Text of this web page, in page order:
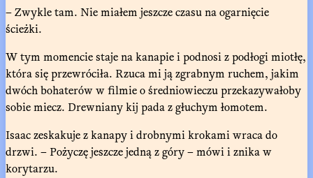
– Zwykle tam. Nie miałem jeszcze czasu na ogarnięcie
ścieżki.
W tym momencie staje na kanapie i podnosi z podłogi miotłę,
która się przewróciła. Rzuca mi ją zgrabnym ruchem, jakim
dwóch bohaterów w filmie o średniowieczu przekazywałoby
sobie miecz. Drewniany kij pada z głuchym łomotem.
Isaac zeskakuje z kanapy i drobnymi krokami wraca do
drzwi. – Pożyczę jeszcze jedną z góry – mówi i znika w
korytarzu.